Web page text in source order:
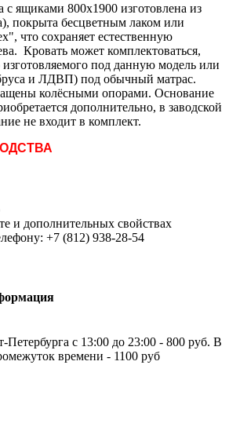
с ящиками 800х1900 изготовлена из
покрыта бесцветным лаком или
что сохраняет естественную
Кровать может комплектоваться,
под данную модель или
и ЛДВП) под обычный матрас.
колёсными опорами. Основание
дополнительно, в заводской
не входит в комплект.
и дополнительных свойствах
+7 (812) 938-28-54
с 13:00 до 23:00 - 800 руб. В
времени - 1100 руб